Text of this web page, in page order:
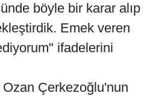
böyle bir karar alıp
Emek veren
ifadelerini
Çerkezoğlu'nun